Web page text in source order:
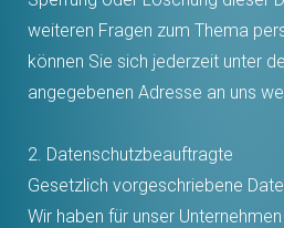
weiteren Fragen zum Thema
können Sie sich jederzeit unter
angegebenen Adresse an uns
2. Datenschutzbeauftragte
Gesetzlich vorgeschriebene
Wir haben für unser